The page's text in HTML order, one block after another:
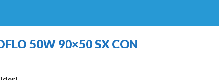
50W 90×50 SX CON